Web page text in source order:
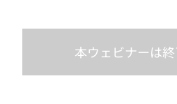
本ウェビナーは